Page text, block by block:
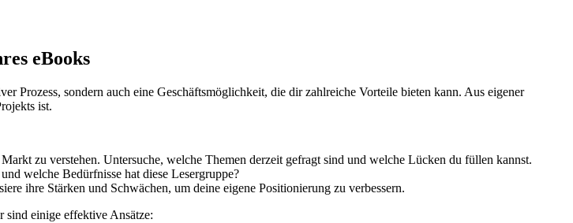
eBooks
‌Prozess, sondern‌ auch eine Geschäftsmöglichkeit, die dir​ zahlreiche Vorteile ⁣bieten kann. Aus eigener
ist.
zu verstehen. ‌Untersuche, welche Themen derzeit gefragt sind und ⁤welche Lücken du füllen kannst.
welche Bedürfnisse⁢ hat diese Lesergruppe?
ihre Stärken und Schwächen, um deine eigene Positionierung⁣ zu verbessern.
sind einige effektive Ansätze: